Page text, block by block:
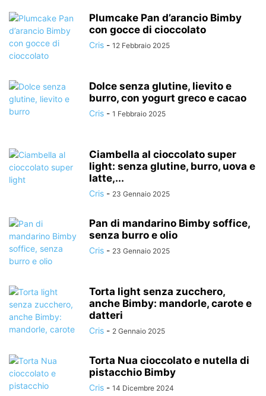
Plumcake Pan d’arancio Bimby
con gocce di cioccolato
Cris - 12 Febbraio 2025
Dolce senza glutine, lievito e
burro, con yogurt greco e cacao
Cris - 1 Febbraio 2025
Ciambella al cioccolato super
light: senza glutine, burro, uova e
latte,...
Cris - 23 Gennaio 2025
Pan di mandarino Bimby soffice,
senza burro e olio
Cris - 23 Gennaio 2025
Torta light senza zucchero,
anche Bimby: mandorle, carote e
datteri
Cris - 2 Gennaio 2025
Torta Nua cioccolato e nutella di
pistacchio Bimby
Cris - 14 Dicembre 2024